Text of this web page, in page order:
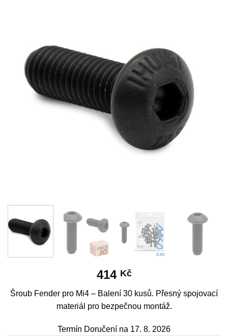
414 Kč
Šroub Fender pro Mi4 – Balení 30 kusů. Přesný spojovací
materiál pro bezpečnou montáž.
Termín Doručení na 17. 8. 2026